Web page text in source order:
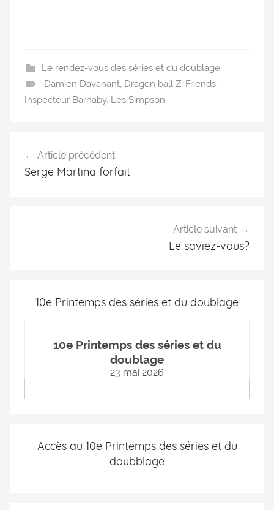
Le rendez-vous des séries et du doublage
Damien Davanant, Dragon ball Z, Friends,
Inspecteur Barnaby, Les Simpson
Article précédent
Serge Martina forfait
Article suivant
Le saviez-vous?
10e Printemps des séries et du doublage
10e Printemps des séries et du
doublage
23 mai 2026
Accès au 10e Printemps des séries et du
doubblage